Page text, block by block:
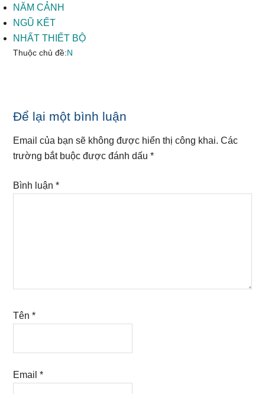
NĂM CẢNH
NGŨ KẾT
NHẤT THIẾT BỘ
Thuộc chủ đề:N
Reader
Interactions
Để lại một bình luận
Email của bạn sẽ không được hiển thị công khai. Các
trường bắt buộc được đánh dấu*
Bình luận*
Tên*
Email*